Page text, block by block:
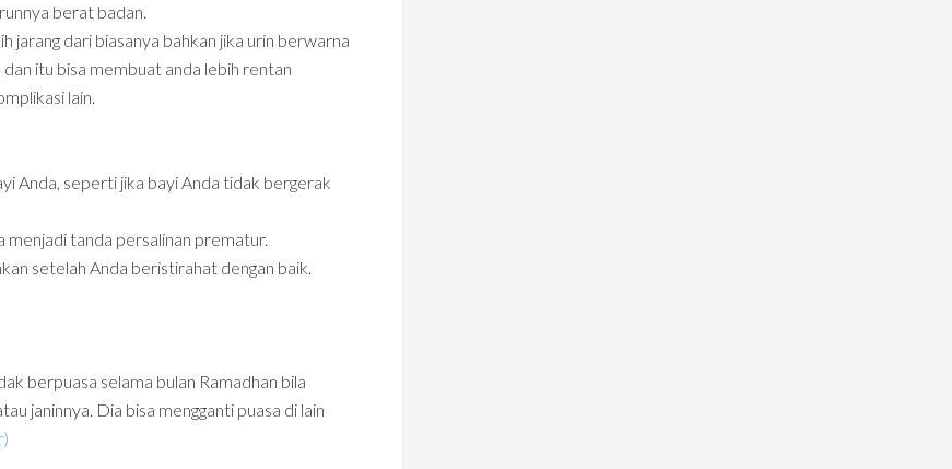
berat badan.
jarang dari biasanya bahkan jika urin berwarna
itu bisa membuat anda lebih rentan
lain.
Anda, seperti jika bayi Anda tidak bergerak
tanda persalinan prematur.
setelah Anda beristirahat dengan baik.
berpuasa selama bulan Ramadhan bila
janinnya. Dia bisa mengganti puasa di lain